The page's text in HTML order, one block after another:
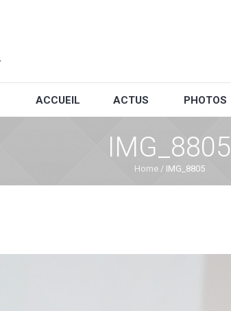
ACCUEIL ACTUS PHOTOS
IMG_8805
Home / IMG_8805